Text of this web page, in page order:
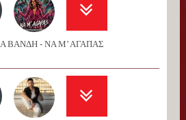
ΒΑΝΔΗ - ΝΑ Μ’ ΑΓΑΠΑΣ